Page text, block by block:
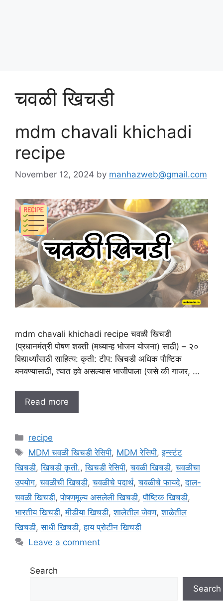
चवळी खिचडी
mdm chavali khichadi
recipe
November 12, 2024 by manhazweb@gmail.com
mdm chavali khichadi recipe चवळी खिचडी
(प्रधानमंत्री पोषण शक्ती (मध्यान्ह भोजन योजना) साठी) – २०
विद्यार्थ्यांसाठी साहित्य: कृती: टीप: खिचडी अधिक पौष्टिक
बनवण्यासाठी, त्यात हवे असल्यास भाजीपाला (जसे की गाजर, …
Read more
C
a
e
g
o
r
i
s
recipe
T
a
s
MDM चवळी खिचडी रेसिपी, MDM रेसिपी,इन्स्टंट
खिचडी,खिचडी कृती.,खिचडी रेसिपी,चवळी खिचडी,चवळीचा
उपयोग,चवळीची खिचडी,चवळीचे पदार्थ,चवळीचे फायदे,दाल-
चवळी खिचडी,पोषणमूल्य असलेली खिचडी,पौष्टिक खिचडी,
भारतीय खिचडी,मीडीया खिचडी,शालेतील जेवण,शाळेतील
खिचडी,साधी खिचडी,हाय प्रोटीन खिचडी
Leave a comment
Search
Search